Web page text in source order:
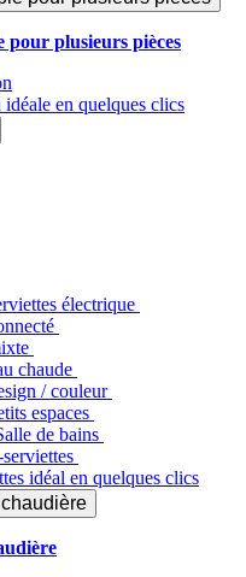
plusieurs pièces
en quelques clics
électrique
chaude
/ couleur
espaces
de bains
idéal en quelques clics